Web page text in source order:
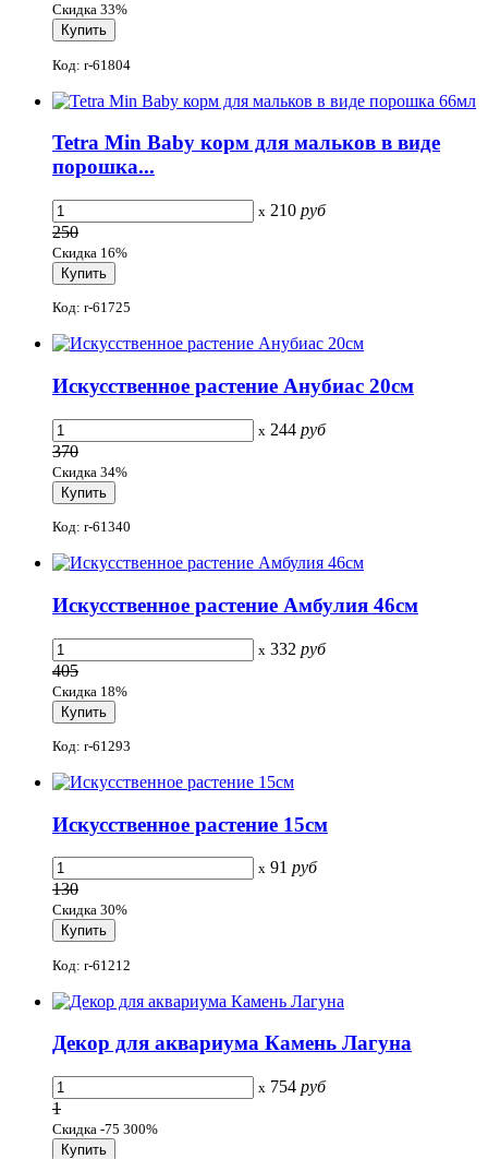
Скидка 33%
Код: r-61804
Tetra Min Baby корм для мальков в виде
порошка...
x 210 руб
250
Скидка 16%
Код: r-61725
Искусственное растение Анубиас 20см
x 244 руб
370
Скидка 34%
Код: r-61340
Искусственное растение Амбулия 46см
x 332 руб
405
Скидка 18%
Код: r-61293
Искусственное растение 15см
x 91 руб
130
Скидка 30%
Код: r-61212
Декор для аквариума Камень Лагуна
x 754 руб
1
Скидка -75 300%